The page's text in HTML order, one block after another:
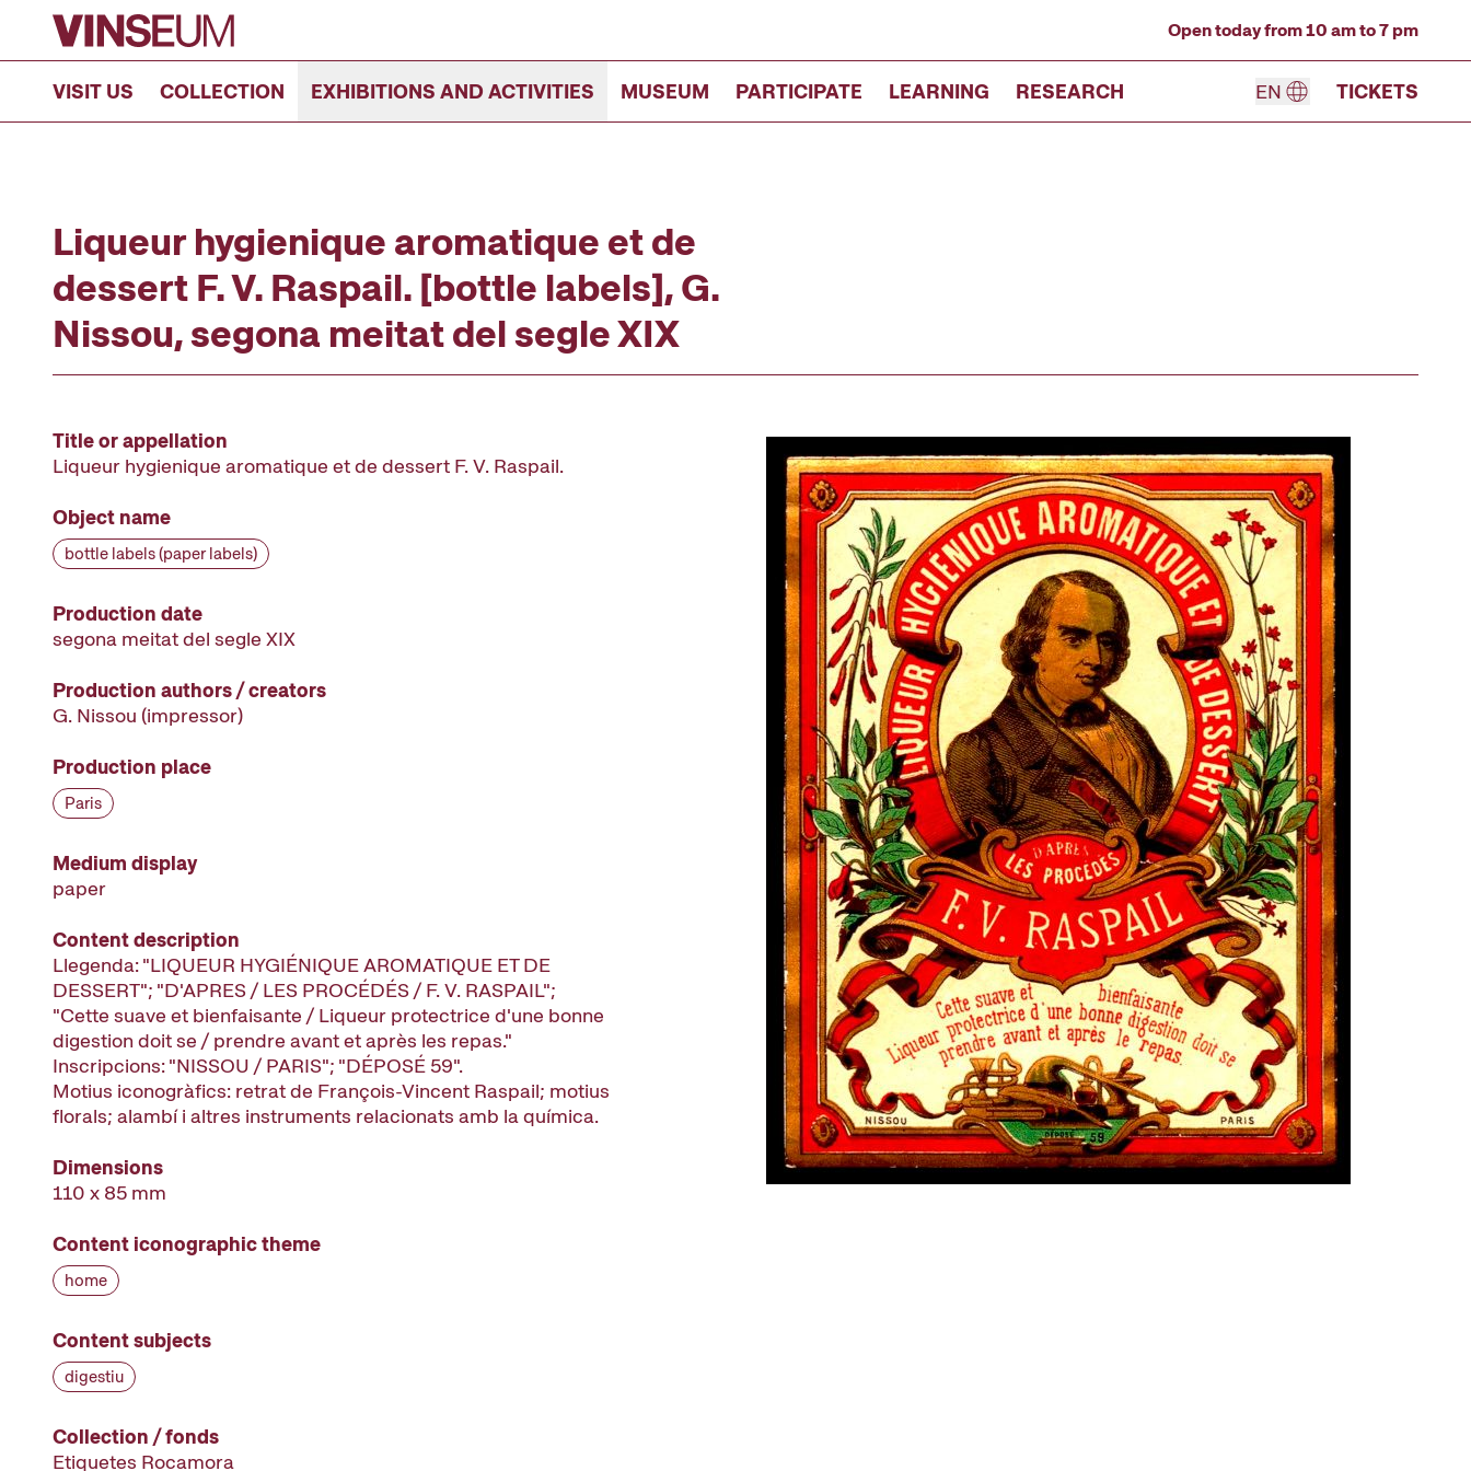
Go to content
Open today from 10 am to 7 pm
VISIT US COLLECTION EXHIBITIONS AND ACTIVITIES MUSEUM PARTICIPATE LEARNING RESEARCH EN TICKETS
Liqueur hygienique aromatique et de
dessert F. V. Raspail. [bottle labels], G.
Nissou, segona meitat del segle XIX
Title or appellation
Liqueur hygienique aromatique et de dessert F. V. Raspail.
Object name
bottle labels (paper labels)
Production date
segona meitat del segle XIX
Production authors / creators
G. Nissou (impressor)
Production place
Paris
Medium display
paper
Content description
Llegenda: "LIQUEUR HYGIÉNIQUE AROMATIQUE ET DE
DESSERT"; "D'APRES / LES PROCÉDÉS / F. V. RASPAIL";
"Cette suave et bienfaisante / Liqueur protectrice d'une bonne
digestion doit se / prendre avant et après les repas."
Inscripcions: "NISSOU / PARIS"; "DÉPOSÉ 59".
Motius iconogràfics: retrat de François-Vincent Raspail; motius
florals; alambí i altres instruments relacionats amb la química.
Dimensions
110 x 85 mm
Content iconographic theme
home
Content subjects
digestiu
Collection / fonds
Etiquetes Rocamora